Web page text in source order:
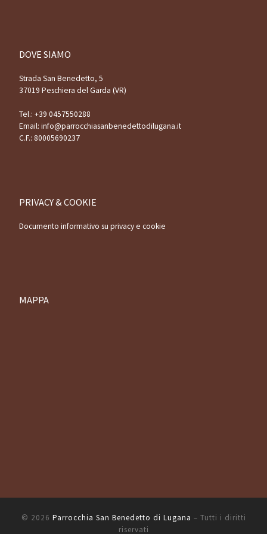
DOVE SIAMO
Strada San Benedetto, 5
37019 Peschiera del Garda (VR)
Tel.: +39 0457550288
Email: info@parrocchiasanbenedettodilugana.it
C.F.: 80005690237
PRIVACY & COOKIE
Documento informativo su privacy e cookie
MAPPA
© 2026 Parrocchia San Benedetto di Lugana – Tutti i diritti
riservati